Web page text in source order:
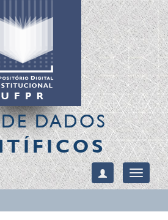
DADOS
Toggle